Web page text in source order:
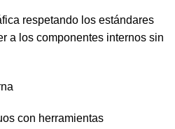
respetando los estándares
a los componentes internos sin
con herramientas